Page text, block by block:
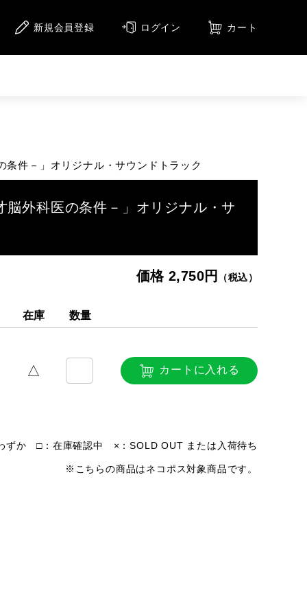
新規会員登録 ログイン カート
件－」オリジナル・サウンドトラック
脳外科医の条件－」オリジナル・サ
価格 2,750円 （税込）
在庫 数量
△ カートに入れる
か □：在庫確認中 ×：SOLD OUT または入荷待ち
※こちらの商品はネコポス対象商品です。